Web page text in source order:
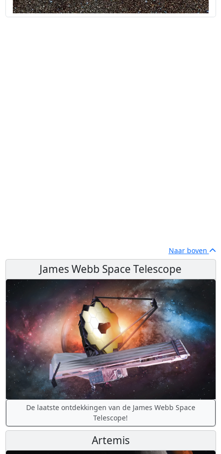
Naar boven
James Webb Space Telescope
De laatste ontdekkingen van de James Webb Space
Telescope!
Artemis